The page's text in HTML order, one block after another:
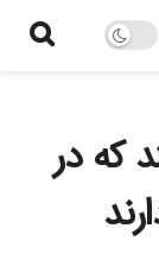
که در